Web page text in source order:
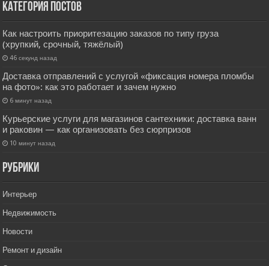
Категория постов
Как настроить приоритезацию заказов по типу груза
(хрупкий, срочный, тяжёлый)
46 секунд назад
Доставка отправлений с услугой «фиксация номера пломбы
на фото»: как это работает и зачем нужно
6 минут назад
Курьерские услуги для магазинов сантехники: доставка ванн
и раковин — как организовать без сюрпризов
10 минут назад
РУбрики
Интерьер
Недвижимость
Новости
Ремонт и дизайн